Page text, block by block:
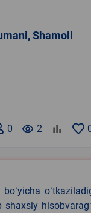
Shamoli
remove_red_eye 2
0
shaxsiy